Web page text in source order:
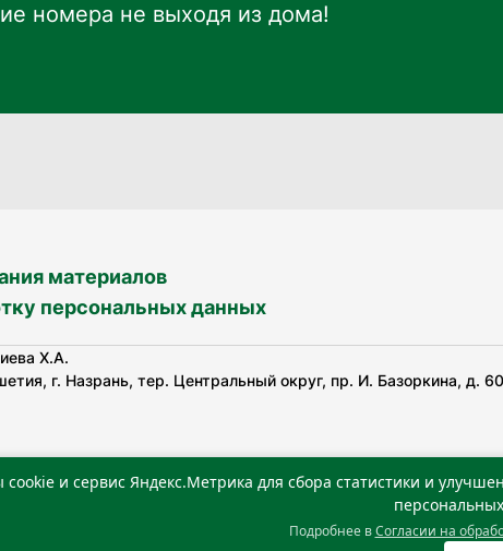
номера не выходя из дома!
материалов
персональных данных
Х.А.
г. Назрань, тер. Центральный округ, пр. И. Базоркина, д.
зарегистрировано Федеральной службой по надзору в
№ ФС 77-78323 от 15.05.2020 г. Учредитель: Государственное
и сервис Яндекс.Метрика для сбора статистики и
Подробнее вСогласии на